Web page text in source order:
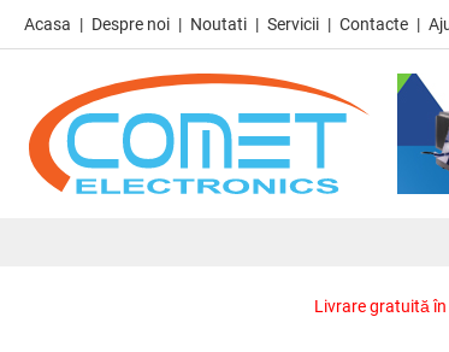
Acasa Despre noi Noutati Servicii Contacte
Livrare gratuită